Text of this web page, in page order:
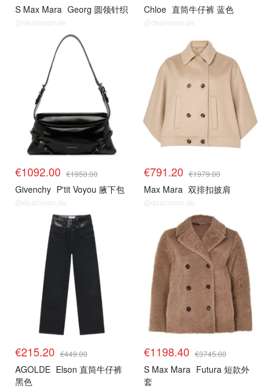
S Max Mara Georg 圆领针织
@dealmoon.de
Chloe 直筒牛仔裤 蓝色
@dealmoon.de
€1092.00 €1950.00
Givenchy P'tit Voyou 腋下包
@dealmoon.de
€791.20 €1979.00
Max Mara 双排扣披肩
@dealmoon.de
€215.20 €449.00
AGOLDE Elson 直筒牛仔裤
黑色
€1198.40 €3745.00
S Max Mara Futura 短款外
套